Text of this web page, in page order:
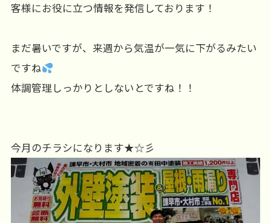
客様にお役に立つ情報を発信しております！
まだ暑いですが、来週から気温が一気に下がるみたい
ですね
体調管理しっかりとしないとですね！！
今月のチラシになります★☆彡